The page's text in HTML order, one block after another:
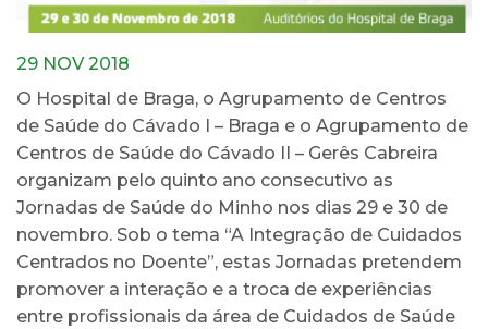
29 NOV 2018
O Hospital de Braga, o Agrupamento de Centros
de Saúde do Cávado I – Braga e o Agrupamento de
Centros de Saúde do Cávado II – Gerês Cabreira
organizam pelo quinto ano consecutivo as
Jornadas de Saúde do Minho nos dias 29 e 30 de
novembro. Sob o tema “A Integração de Cuidados
Centrados no Doente”, estas Jornadas pretendem
promover a interação e a troca de experiências
entre profissionais da área de Cuidados de Saúde